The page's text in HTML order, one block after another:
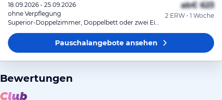
18.09.2026 - 25.09.2026
ohne Verpflegung
Superior-Doppelzimmer, Doppelbett oder zwei Einzelbetten
ab€ 623
2 ERW • 1 Woche
Pauschalangeboteansehen
Bewertungen